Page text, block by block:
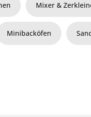
Mixer &
Minibacköfen